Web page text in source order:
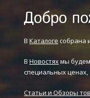
Добро
В Каталоге собрана
В Новостяхмы
специальных ценах,
Статьи и Обзоры